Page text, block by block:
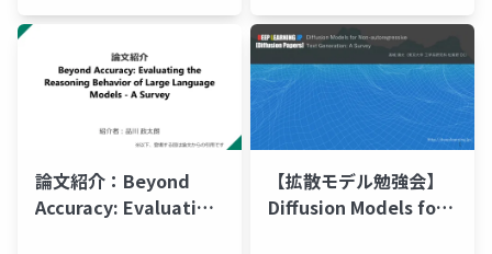
論文紹介：Beyond
Accuracy: Evaluating
【拡散モデル勉強会】
Diffusion Models for